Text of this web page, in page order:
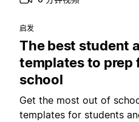
启发
The best student
templates to prep
school
Get the most out of
templates for students